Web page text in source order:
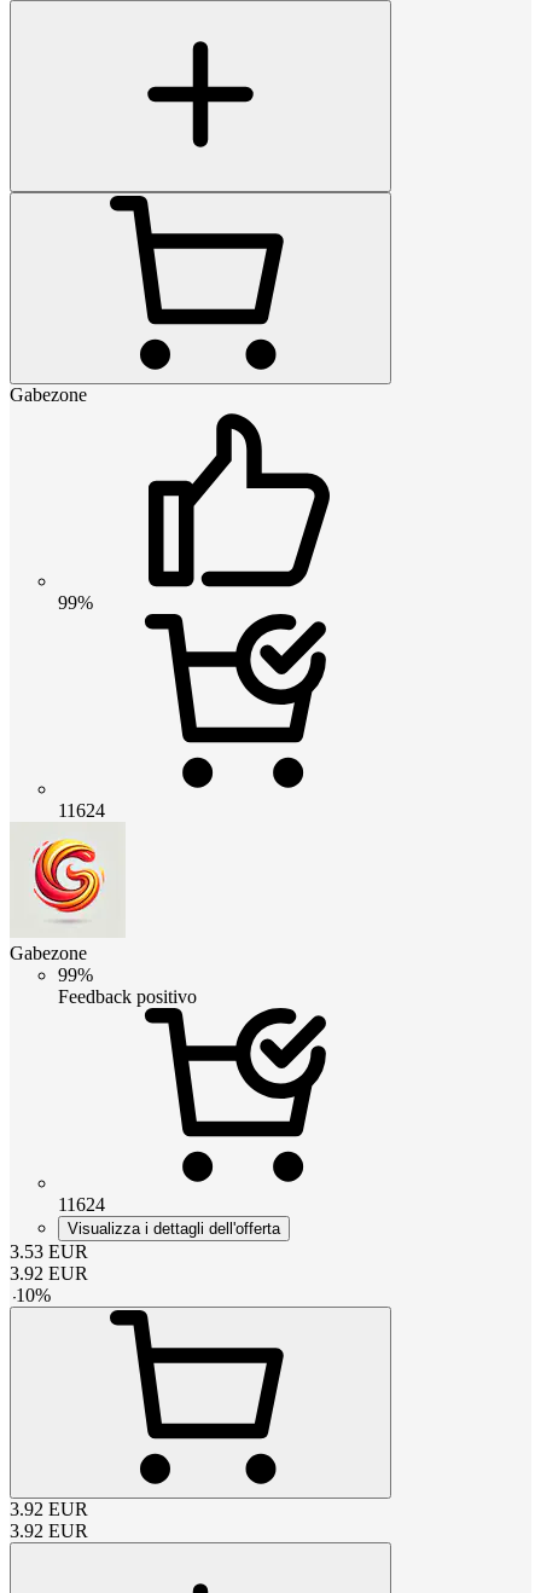
Gabezone
99%
11624
Gabezone
99%
Feedback positivo
11624
Visualizza i dettagli dell'offerta
3.53 EUR
3.92 EUR
-10%
3.92 EUR
3.92 EUR